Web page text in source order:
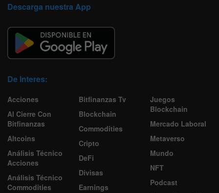
Descarga nuestra App
De Interes:
Acciones
Al Cierre Con
Bitfinanzas
Altcoins
Análisis Técnico
Acciones
Análisis Técnico
Commodities
Bitfinanzas Tv
Blockchain
Commodities
Cripto
DeFi
Divisas
Earnings
Juegos
Blockchain
Mercado Laboral
Metaverso
Mundo
NFT
Podcast